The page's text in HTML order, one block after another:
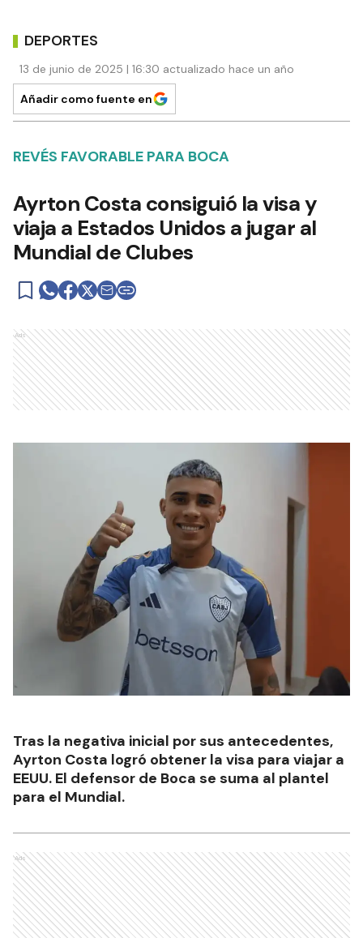
DEPORTES
13 de junio de 2025 | 16:30 actualizado hace un año
Añadir como fuente en
REVÉS FAVORABLE PARA BOCA
Ayrton Costa consiguió la visa y
viaja a Estados Unidos a jugar al
Mundial de Clubes
Ads
Tras la negativa inicial por sus antecedentes,
Ayrton Costa logró obtener la visa para viajar a
EEUU. El defensor de Boca se suma al plantel
para el Mundial.
Ads